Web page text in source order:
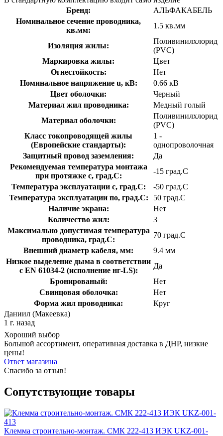
Бренд:
АЛЬФАКАБЕЛЬ
Номинальное сечение проводника,
кв.мм:
1.5 кв.мм
Изоляция жилы:
Поливинилхлорид
(PVC)
Маркировка жилы:
Цвет
Огнестойкость:
Нет
Номинальное напряжение u, кВ:
0.66 кВ
Цвет оболочки:
Черный
Материал жил проводника:
Медный голый
Материал оболочки:
Поливинилхлорид
(PVC)
Класс токопроводящей жилы
(Европейские стандарты):
1 -
однопроволочная
Защитный провод заземления:
Да
Рекомендуемая температура монтажа
при протяжке с, град.C:
-15 град.C
Температура эксплуатации с, град.C:
-50 град.C
Температура эксплуатации по, град.C:
50 град.C
Наличие экрана:
Нет
Количество жил:
3
Максимально допустимая температура
проводника, град.C:
70 град.C
Внешний диаметр кабеля, мм:
9.4 мм
Низкое выделение дыма в соответствии
с EN 61034-2 (исполнение нг-LS):
Да
Бронированый:
Нет
Свинцовая оболочка:
Нет
Форма жил проводника:
Круг
Даниил (Макеевка)
1 г. назад
Хороший выбор
Большой ассортимент, оперативная доставка в ДНР, низкие
цены!
Ответ магазина
Спасибо за отзыв!
Сопутствующие товары
Клемма строительно-монтаж. СМК 222-413 ИЭК UKZ-001-